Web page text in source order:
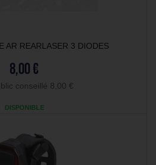
AR REARLASER 3 DIODES
8,00 €
conseillé 8,00 €
DISPONIBLE